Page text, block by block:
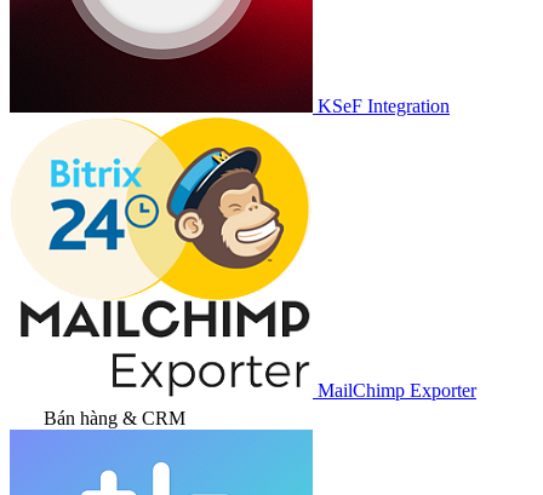
KSeF Integration
MailChimp Exporter
Bán hàng & CRM